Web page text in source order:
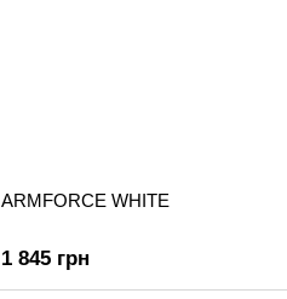
ARMFORCE WHITE
1 845 грн